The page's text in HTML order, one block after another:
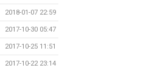
2018-01-07 22:59
2017-10-30 05:47
2017-10-25 11:51
2017-10-22 23:14